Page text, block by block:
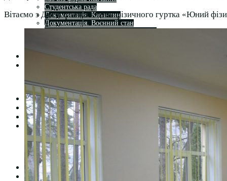
Студентська рада
Документація. Карантин
Документація. Воєнний стан
Центр кар’єри та працевлаштування
Вступникам
Міжнародне співробітництво
Міжнародне співробітництво для викладачів
Міжнародне співробітництво для студентів
Угоди та договори
Вісник
Контакти
Публічність
Кваліфікаційний центр МФК
Нормативно-правова база
Форма заяви здобувача
Перелік професій
Професійні стандарти
Майстри сервісних центрів
Про формальну, неформальну та інформальну освіту
Вітаємо з Днем фізика членів фізичного гуртка «Юний